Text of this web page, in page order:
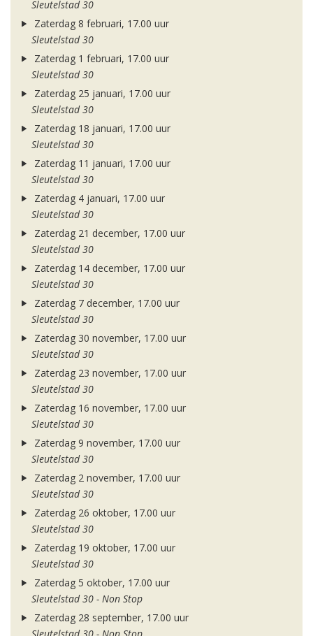
Sleutelstad 30
Zaterdag 8 februari, 17.00 uur
Sleutelstad 30
Zaterdag 1 februari, 17.00 uur
Sleutelstad 30
Zaterdag 25 januari, 17.00 uur
Sleutelstad 30
Zaterdag 18 januari, 17.00 uur
Sleutelstad 30
Zaterdag 11 januari, 17.00 uur
Sleutelstad 30
Zaterdag 4 januari, 17.00 uur
Sleutelstad 30
Zaterdag 21 december, 17.00 uur
Sleutelstad 30
Zaterdag 14 december, 17.00 uur
Sleutelstad 30
Zaterdag 7 december, 17.00 uur
Sleutelstad 30
Zaterdag 30 november, 17.00 uur
Sleutelstad 30
Zaterdag 23 november, 17.00 uur
Sleutelstad 30
Zaterdag 16 november, 17.00 uur
Sleutelstad 30
Zaterdag 9 november, 17.00 uur
Sleutelstad 30
Zaterdag 2 november, 17.00 uur
Sleutelstad 30
Zaterdag 26 oktober, 17.00 uur
Sleutelstad 30
Zaterdag 19 oktober, 17.00 uur
Sleutelstad 30
Zaterdag 5 oktober, 17.00 uur
Sleutelstad 30 - Non Stop
Zaterdag 28 september, 17.00 uur